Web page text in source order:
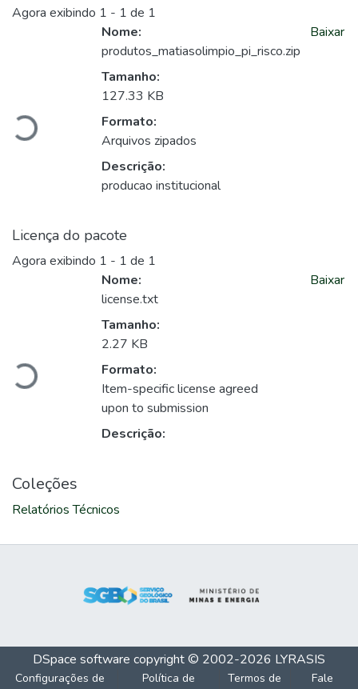
Agora exibindo 1 - 1 de 1
Carregando...
Nome:
produtos_matiasolimpio_pi_risco.zip
Tamanho:
127.33 KB
Formato:
Arquivos zipados
Descrição:
producao institucional
Baixar
Licença do pacote
Agora exibindo 1 - 1 de 1
Carregando...
Nome:
license.txt
Tamanho:
2.27 KB
Formato:
Item-specific license agreed
upon to submission
Descrição:
Baixar
Coleções
Relatórios Técnicos
DSpace software copyright © 2002-2026 LYRASIS
Configurações de
Política de
Termos de
Fale